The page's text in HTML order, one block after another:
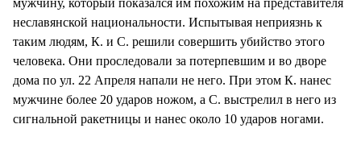
неславянской национальности. Испытывая неприязнь к
таким людям, К. и С. решили совершить убийство этого
человека. Они проследовали за потерпевшим и во дворе
дома по ул. 22 Апреля напали не него. При этом К. нанес
мужчине более 20 ударов ножом, а С. выстрелил в него из
сигнальной ракетницы и нанес около 10 ударов ногами.